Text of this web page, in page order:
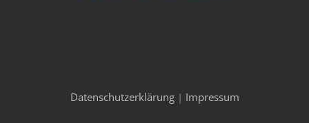
Datenschutzerklärung| Impressum